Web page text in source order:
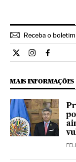
Receba o
Economia El País
Economia El
MAIS INFORMAÇÕES